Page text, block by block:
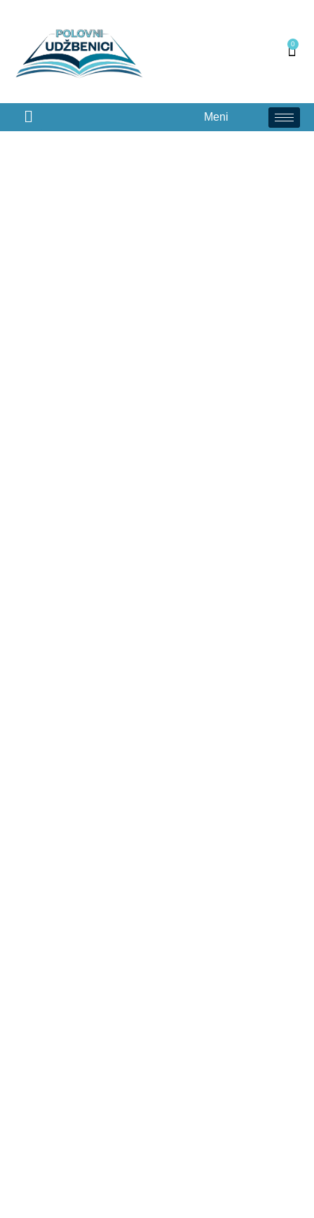
0
Meni